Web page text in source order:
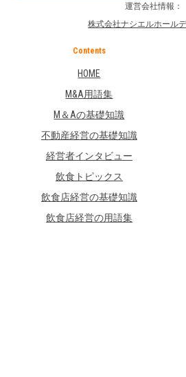
運営会社情報：
株式会社ナシエルホール
Contents
HOME
M&A用語集
M＆Aの基礎知識
不動産経営の基礎知識
経営者インタビュー
飲食トピックス
飲食店経営の基礎知識
飲食店経営の用語集